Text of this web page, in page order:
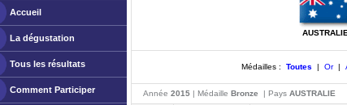
Accueil
La dégustation
Tous les résultats
Comment Participer
AUSTRALIE
Médailles : Toutes | Or|
Année 2015 | Médaille Bronze | Pays AUSTRALIE